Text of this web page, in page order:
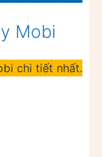
Mobi
chi tiết nhất.